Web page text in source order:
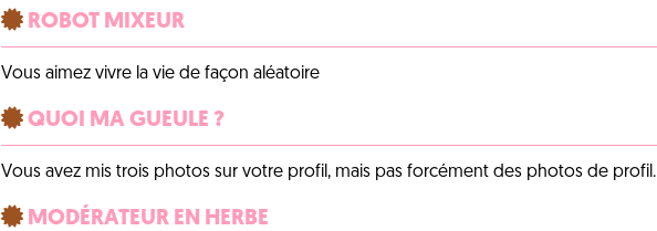
ROBOT MIXEUR
Vous aimez vivre la vie de façon aléatoire
QUOI MA GUEULE ?
Vous avez mis trois photos sur votre profil, mais pas forcément des photos de profil.
MODÉRATEUR EN HERBE